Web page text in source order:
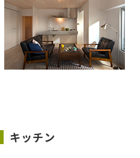
キッチン